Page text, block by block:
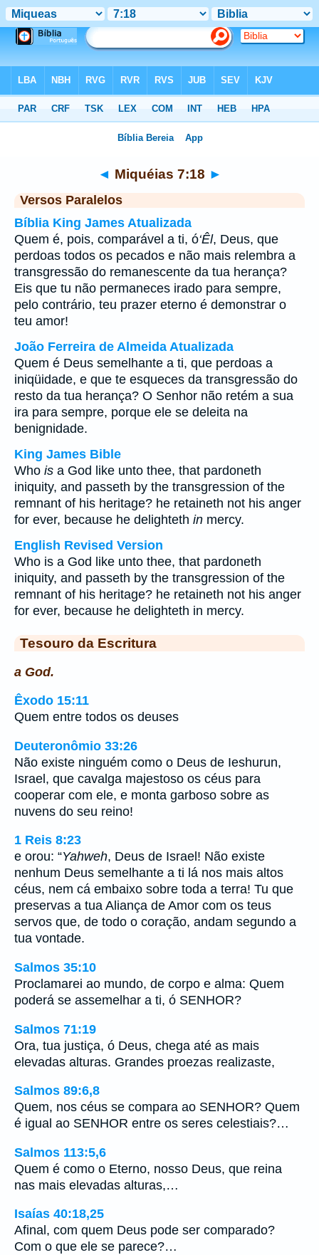
◄ Miquéias 7:18 ►
Versos Paralelos
Bíblia King James Atualizada
Quem é, pois, comparável a ti, ó‘Êl, Deus, que
perdoas todos os pecados e não mais relembra a
transgressão do remanescente da tua herança?
Eis que tu não permaneces irado para sempre,
pelo contrário, teu prazer eterno é demonstrar o
teu amor!
João Ferreira de Almeida Atualizada
Quem é Deus semelhante a ti, que perdoas a
iniqüidade, e que te esqueces da transgressão do
resto da tua herança? O Senhor não retém a sua
ira para sempre, porque ele se deleita na
benignidade.
King James Bible
Who is a God like unto thee, that pardoneth
iniquity, and passeth by the transgression of the
remnant of his heritage? he retaineth not his anger
for ever, because he delighteth in mercy.
English Revised Version
Who is a God like unto thee, that pardoneth
iniquity, and passeth by the transgression of the
remnant of his heritage? he retaineth not his anger
for ever, because he delighteth in mercy.
Tesouro da Escritura
a God.
Êxodo 15:11
Quem entre todos os deuses
Deuteronômio 33:26
Não existe ninguém como o Deus de Ieshurun,
Israel, que cavalga majestoso os céus para
cooperar com ele, e monta garboso sobre as
nuvens do seu reino!
1 Reis 8:23
e orou: “Yahweh, Deus de Israel! Não existe
nenhum Deus semelhante a ti lá nos mais altos
céus, nem cá embaixo sobre toda a terra! Tu que
preservas a tua Aliança de Amor com os teus
servos que, de todo o coração, andam segundo a
tua vontade.
Salmos 35:10
Proclamarei ao mundo, de corpo e alma: Quem
poderá se assemelhar a ti, ó SENHOR?
Salmos 71:19
Ora, tua justiça, ó Deus, chega até as mais
elevadas alturas. Grandes proezas realizaste,
Salmos 89:6,8
Quem, nos céus se compara ao SENHOR? Quem
é igual ao SENHOR entre os seres celestiais?…
Salmos 113:5,6
Quem é como o Eterno, nosso Deus, que reina
nas mais elevadas alturas,…
Isaías 40:18,25
Afinal, com quem Deus pode ser comparado?
Com o que ele se parece?…